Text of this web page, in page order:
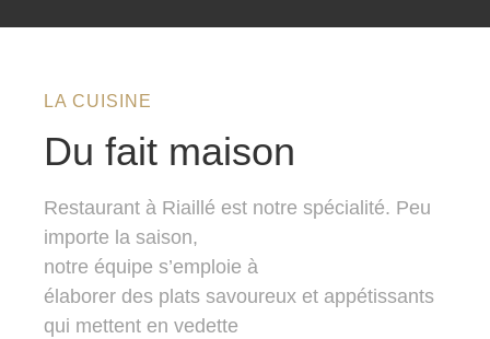
LA CUISINE
Du fait maison
Restaurant à Riaillé est notre spécialité. Peu
importe la saison,
notre équipe s’emploie à
élaborer des plats savoureux et appétissants
qui mettent en vedette